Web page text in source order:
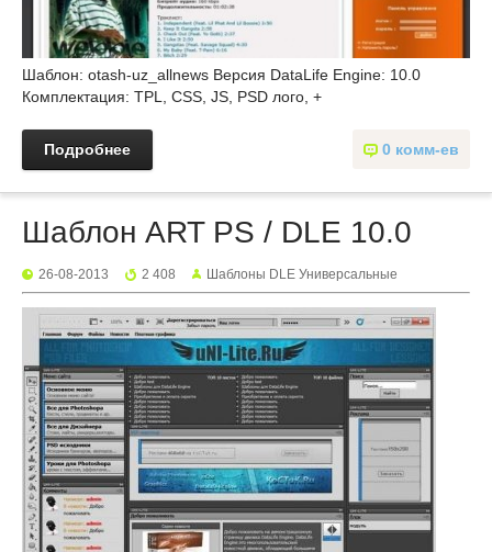
Шаблон: otash-uz_allnews Версия DataLife Engine: 10.0
Комплектация: TPL, CSS, JS, PSD лого, +
0 комм-ев
Подробнее
Шаблон ART PS / DLE 10.0
26-08-2013 2 408 Шаблоны DLE Универсальные